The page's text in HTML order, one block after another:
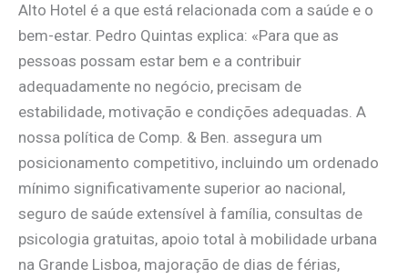
Alto Hotel é a que está relacionada com a saúde e o
bem-estar. Pedro Quintas explica: «Para que as
pessoas possam estar bem e a contribuir
adequadamente no negócio, precisam de
estabilidade, motivação e condições adequadas. A
nossa política de Comp. & Ben. assegura um
posicionamento competitivo, incluindo um ordenado
mínimo significativamente superior ao nacional,
seguro de saúde extensível à família, consultas de
psicologia gratuitas, apoio total à mobilidade urbana
na Grande Lisboa, majoração de dias de férias,